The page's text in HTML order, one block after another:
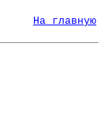
На главную